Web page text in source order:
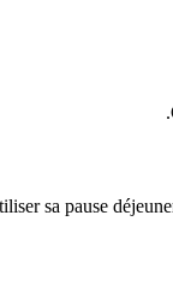
sa pause